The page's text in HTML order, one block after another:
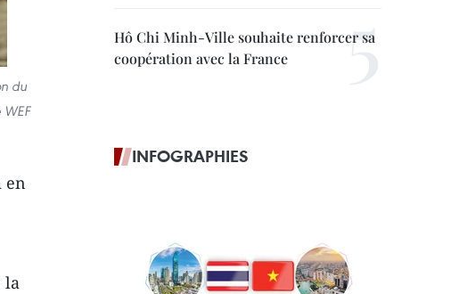
du
en
la
Hô Chi Minh-Ville souhaite renforcer sa
coopération avec la France
INFOGRAPHIES